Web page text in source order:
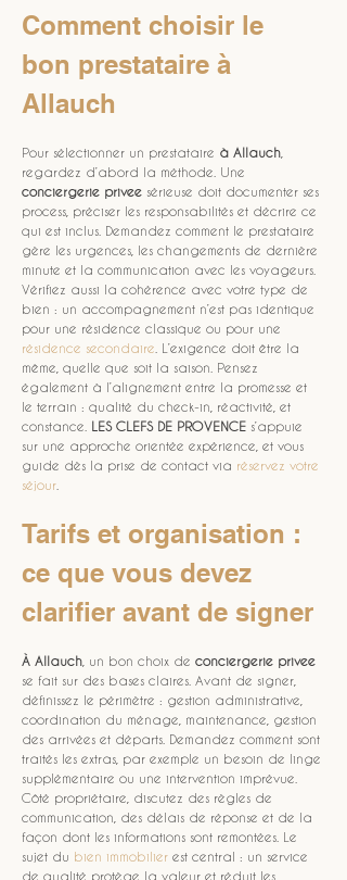
Comment choisir le
bon prestataire à
Allauch
Pour sélectionner un prestataire à Allauch
regardez d’abord la méthode. Une
conciergerie privee sérieuse doit documenter ses
process, préciser les responsabilités et décrire ce
qui est inclus. Demandez comment le prestataire
gère les urgences, les changements de dernière
minute et la communication avec les voyageurs.
Vérifiez aussi la cohérence avec votre type de
bien : un accompagnement n’est pas identique
pour une résidence classique ou pour une
résidence secondaire . L’exigence doit être la
même, quelle que soit la saison. Pensez
également à l’alignement entre la promesse et
le terrain : qualité du check-in, réactivité, et
constance. LES CLEFS DE PROVENCE s’appuie
sur une approche orientée expérience, et vous
guide dès la prise de contact via réservez votre
séjour
Tarifs et organisation :
ce que vous devez
clarifier avant de signer
À Allauch , un bon choix de conciergerie privee
se fait sur des bases claires. Avant de signer,
définissez le périmètre : gestion administrative,
coordination du ménage, maintenance, gestion
des arrivées et départs. Demandez comment sont
traités les extras, par exemple un besoin de linge
supplémentaire ou une intervention imprévue.
Côté propriétaire, discutez des règles de
communication, des délais de réponse et de la
façon dont les informations sont remontées. Le
sujet du bien immobilier est central : un service
de qualité protège la valeur et réduit les